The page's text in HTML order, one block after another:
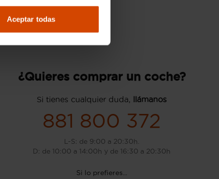
Aceptar todas
¿Quieres comprar un coche?
Si tienes cualquier duda, llámanos
881 800 372
L-S: de 9:00 a 20:30h.
D: de 10:00 a 14:00h y de 16:30 a 20:30h
Si lo prefieres...